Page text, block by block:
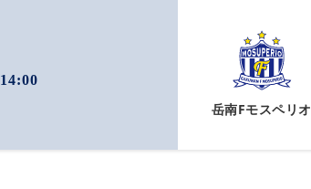
岳南Fモスペリオ